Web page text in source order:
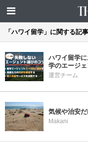
「ハワイ留学」に関する記
ハワイ留学
学のエージ
運営チーム
気候や治安
Makani